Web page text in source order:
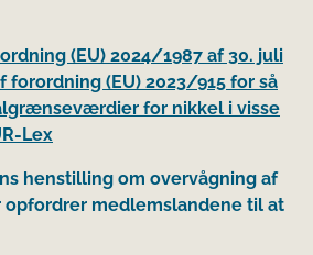
(EU) 2024/1987 af 30. juli
forordning (EU) 2023/915 for så
for nikkel i visse
Lex
henstilling om overvågning af
opfordrer medlemslandene til at